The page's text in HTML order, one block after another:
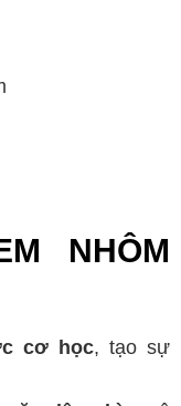
NHÔM
cơ học, tạo sự